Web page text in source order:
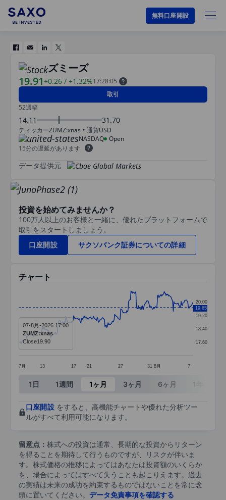
無料口座開設
ズミーズ
19.91+0.26 / +1.32%17:28:05
取引
52週幅
14.11 31.70
ティッカーZUMZ:xnas 通貨USD
NASDAQ Open
15分の遅延があります
データ提供元
投資を始めてみませんか？
100万人以上のお客様と一緒に、優れたプラットフォームで
取引をスタートしましょう。
口座開設
サクソバンク証券についての詳細
チャート
Line chart with 290 data points.
The chart has 1 X axis displaying categories.
The chart has 1 Y axis displaying values. Data
7月 13 17 21 27 31 8月 7
17.60
18.40
19.20
20.00
19.65
07-8月-2026 17:00
ZUMZ:xnas
Close19.90
End of interactive chart.
1日 1週間 1ヶ月 3ヶ月 6ヶ月
口座開設をすると、高機能チャートや優れた分析ツー
ルがすべて利用可能になります。
留意点： 株式への投資は通常、長期的な投資からリターン
を得ることを期待して行うものですが、リスクが伴いま
す。株式価格の推移によってはあなたは投資額のいくらか
を、場合によってはすべて失うことも起こりえます。過去
の実績は未来の成功を約束するものではないことを常に念
頭に置いてください。 データ免責事項を確認する